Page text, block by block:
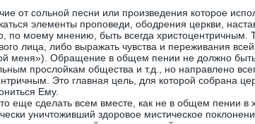
от сольной песни или произведения которое
элементы проповеди, ободрения церкви,
по моему мнению, быть всегда христоцентричным.
лица, либо выражать чувства и переживания
меня»). Обращение в общем пении не должно
прослойкам общества и т.д., но направлено
Это главная цель, для которой собрана
Ему.
еще сделать всем вместе, как не в общем пении в
уничтоживший здоровое мистическое